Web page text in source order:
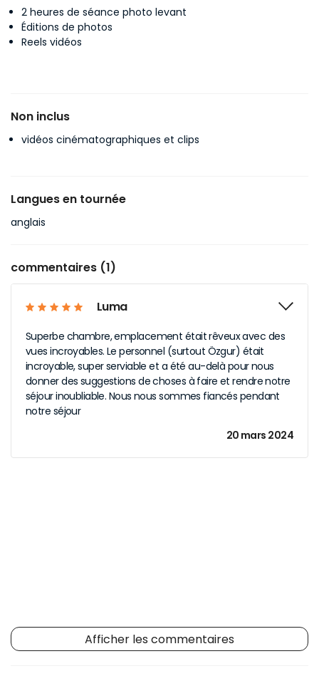
2 heures de séance photo levant
Éditions de photos
Reels vidéos
Non inclus
vidéos cinématographiques et clips
Langues en tournée
anglais
commentaires (1)
Luma
Superbe chambre, emplacement était rêveux avec des
vues incroyables. Le personnel (surtout Özgur) était
incroyable, super serviable et a été au-delà pour nous
donner des suggestions de choses à faire et rendre notre
séjour inoubliable. Nous nous sommes fiancés pendant
notre séjour
20 mars 2024
Afficher les commentaires